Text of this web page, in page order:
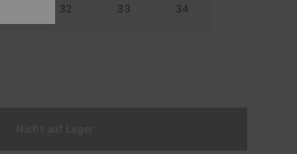
32 33 34